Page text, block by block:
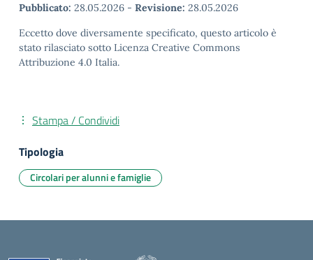
Pubblicato: 28.05.2026 - Revisione: 28.05.2026
Eccetto dove diversamente specificato, questo articolo è
stato rilasciato sotto Licenza Creative Commons
Attribuzione 4.0 Italia.
Stampa / Condividi
Tipologia
Circolari per alunni e famiglie